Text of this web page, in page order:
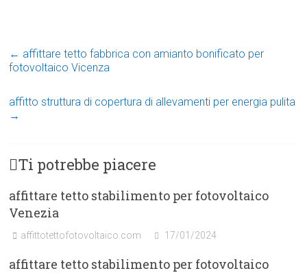
← affittare tetto fabbrica con amianto bonificato per
fotovoltaico Vicenza
affitto struttura di copertura di allevamenti per energia pulita
→
Ti potrebbe piacere
affittare tetto stabilimento per fotovoltaico
Venezia
affittotettofotovoltaico.com 17/01/2024
affittare tetto stabilimento per fotovoltaico